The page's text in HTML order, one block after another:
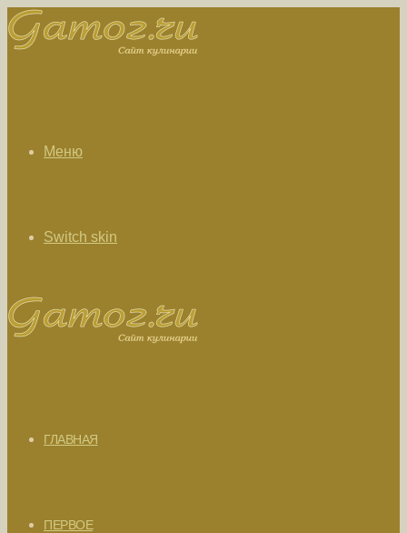
Меню
Switch skin
ГЛАВНАЯ
ПЕРВОЕ